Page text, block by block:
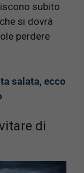
subito
si dovrà
perdere
salata, ecco
di